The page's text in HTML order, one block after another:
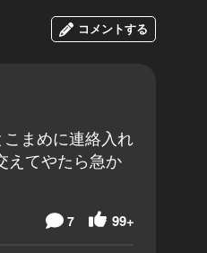
コメントする
まめに連絡入れ
えてやたら急か
99+
7